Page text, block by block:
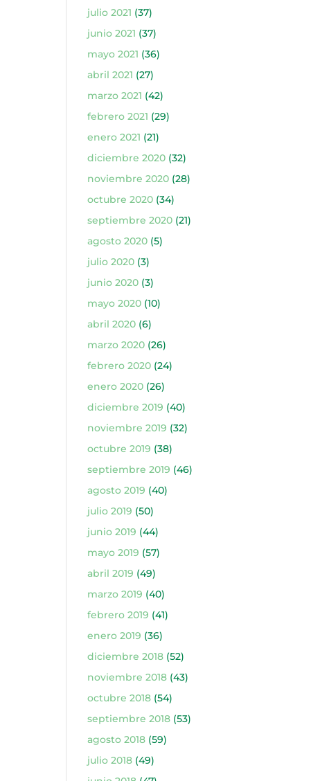
julio 2021 (37)
junio 2021 (37)
mayo 2021 (36)
abril 2021 (27)
marzo 2021 (42)
febrero 2021 (29)
enero 2021 (21)
diciembre 2020(32)
noviembre 2020(28)
octubre 2020(34)
septiembre 2020(21)
agosto 2020(5)
julio 2020(3)
junio 2020(3)
mayo 2020(10)
abril 2020(6)
marzo 2020(26)
febrero 2020(24)
enero 2020(26)
diciembre 2019 (40)
noviembre 2019 (32)
octubre 2019 (38)
septiembre 2019 (46)
agosto 2019 (40)
julio 2019 (50)
junio 2019 (44)
mayo 2019 (57)
abril 2019 (49)
marzo 2019 (40)
febrero 2019 (41)
enero 2019 (36)
diciembre 2018(52)
noviembre 2018(43)
octubre 2018(54)
septiembre 2018(53)
agosto 2018(59)
julio 2018(49)